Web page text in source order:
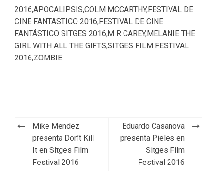
2016,APOCALIPSIS,COLM MCCARTHY,FESTIVAL DE
CINE FANTASTICO 2016,FESTIVAL DE CINE
FANTÁSTICO SITGES 2016,M R CAREY,MELANIE THE
GIRL WITH ALL THE GIFTS,SITGES FILM FESTIVAL
2016,ZOMBIE
Navegación
entradas
Mike Mendez
presenta Don’t Kill
It en Sitges Film
Festival 2016
Eduardo Casanova
presenta Pieles en
Sitges Film
Festival 2016